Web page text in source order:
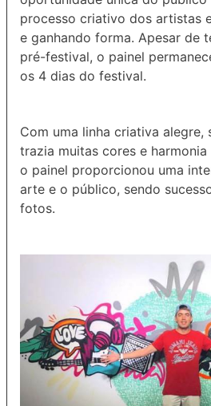
processo criativo dos artistas
e ganhando forma. Apesar de
pré-festival, o painel
os 4 dias do festival.
Com uma linha criativa alegre,
trazia muitas cores e
o painel proporcionou uma
arte e o público, sendo
fotos.